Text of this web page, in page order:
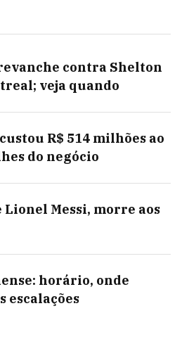
contra Shelton
veja quando
R$ 514 milhões ao
do negócio
Lionel Messi, morre aos
horário, onde
escalações